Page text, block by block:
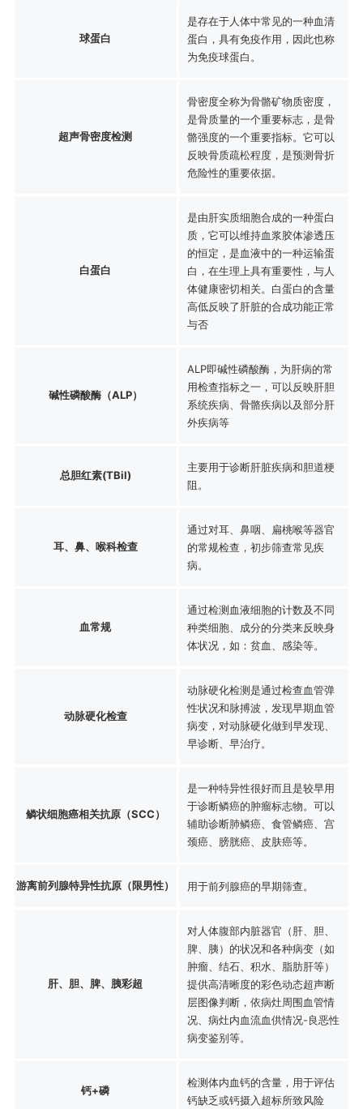
球蛋白
是存在于人体中常见的一种血清
蛋白，具有免疫作用，因此也称
为免疫球蛋白。
超声骨密度检测
骨密度全称为骨骼矿物质密度，
是骨质量的一个重要标志，是骨
骼强度的一个重要指标。它可以
反映骨质疏松程度，是预测骨折
危险性的重要依据。
白蛋白
是由肝实质细胞合成的一种蛋白
质，它可以维持血浆胶体渗透压
的恒定，是血液中的一种运输蛋
白，在生理上具有重要性，与人
体健康密切相关。白蛋白的含量
高低反映了肝脏的合成功能正常
与否
碱性磷酸酶（ALP）
ALP即碱性磷酸酶，为肝病的常
用检查指标之一，可以反映肝胆
系统疾病、骨骼疾病以及部分肝
外疾病等
总胆红素(TBil)
主要用于诊断肝脏疾病和胆道梗
阻。
耳、鼻、喉科检查
通过对耳、鼻咽、扁桃喉等器官
的常规检查，初步筛查常见疾
病。
血常规
通过检测血液细胞的计数及不同
种类细胞、成分的分类来反映身
体状况，如：贫血、感染等。
动脉硬化检查
动脉硬化检测是通过检查血管弹
性状况和脉搏波，发现早期血管
病变，对动脉硬化做到早发现、
早诊断、早治疗。
鳞状细胞癌相关抗原（SCC）
是一种特异性很好而且是较早用
于诊断鳞癌的肿瘤标志物。可以
辅助诊断肺鳞癌、食管鳞癌、宫
颈癌、膀胱癌、皮肤癌等。
游离前列腺特异性抗原（限男性） 用于前列腺癌的早期筛查。
肝、胆、脾、胰彩超
对人体腹部内脏器官（肝、胆、
脾、胰）的状况和各种病变（如
肿瘤、结石、积水、脂肪肝等）
提供高清晰度的彩色动态超声断
层图像判断，依病灶周围血管情
况、病灶内血流血供情况-良恶性
病变鉴别等。
钙+磷
检测体内血钙的含量，用于评估
钙缺乏或钙摄入超标所致风险